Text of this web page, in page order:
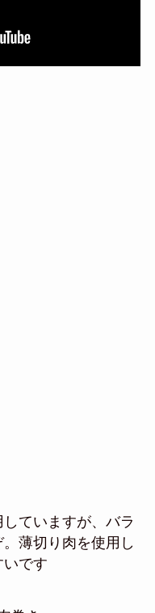
ていますが、バラ
薄切り肉を使用し
いです